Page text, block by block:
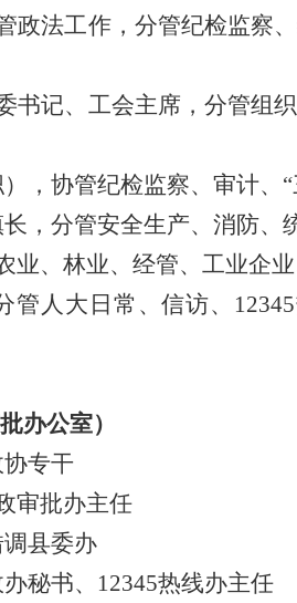
政法工作，分管纪检监察
书记、工会主席 ，分管组
，协管纪检监察、审计、
，分管安全生产、消防、
业、林业、经管、工业企
管人大日常、信访、 12345
办公室）
协专干
审批办主任
县委办
秘书、 12345热线办主任